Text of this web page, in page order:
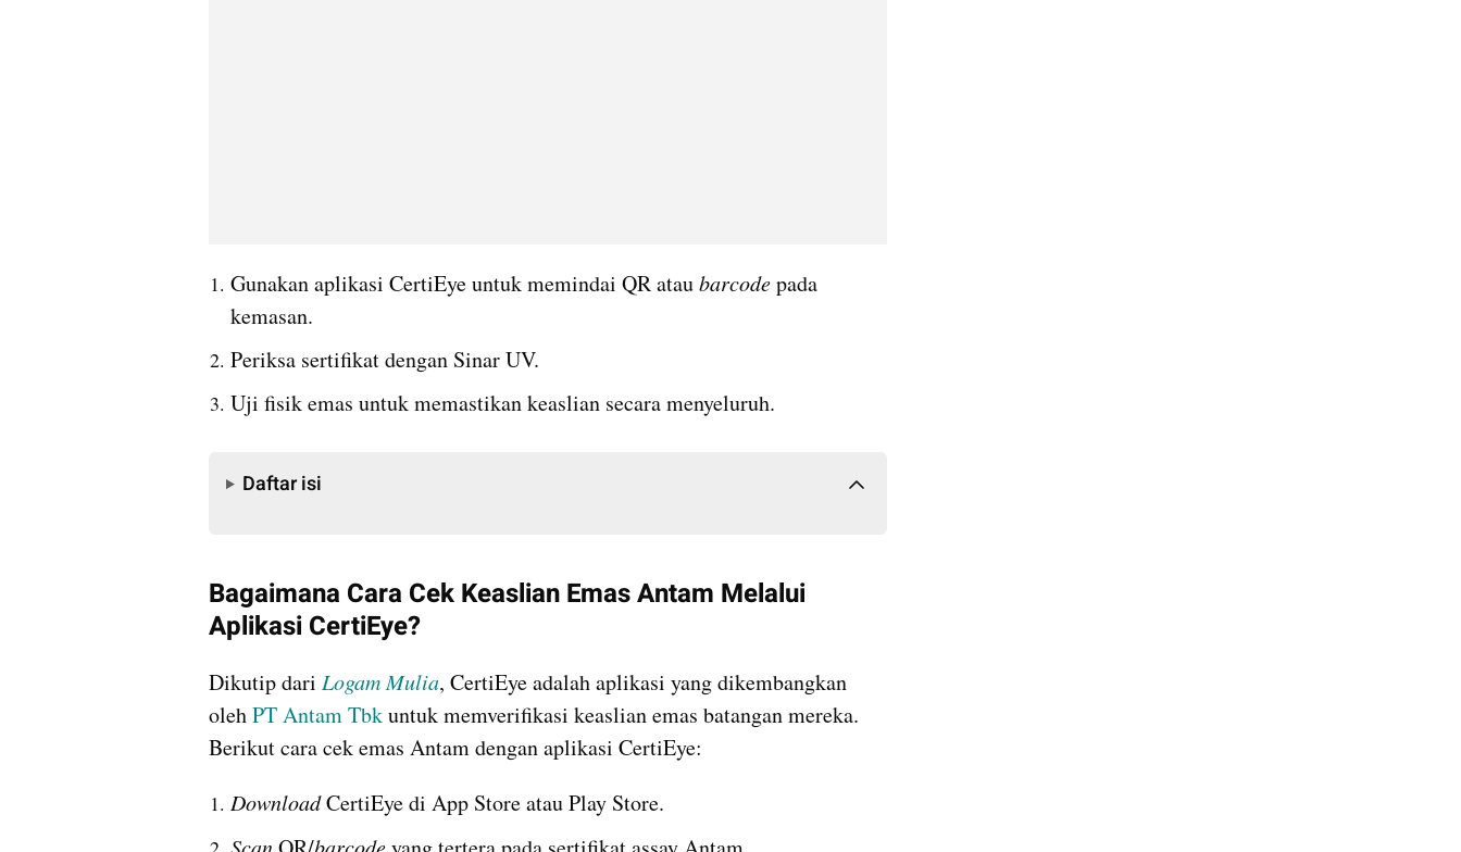
Gunakan aplikasi CertiEye untuk memindai QR atau barcode pada
kemasan.
Periksa sertifikat dengan Sinar UV.
Uji fisik emas untuk memastikan keaslian secara menyeluruh.
Daftar isi
Bagaimana Cara Cek Keaslian Emas Antam Melalui
Aplikasi CertiEye?
Dikutip dari Logam Mulia, CertiEye adalah aplikasi yang dikembangkan
oleh PT Antam Tbk untuk memverifikasi keaslian emas batangan mereka.
Berikut cara cek emas Antam dengan aplikasi CertiEye:
Download CertiEye di App Store atau Play Store.
Scan barcode